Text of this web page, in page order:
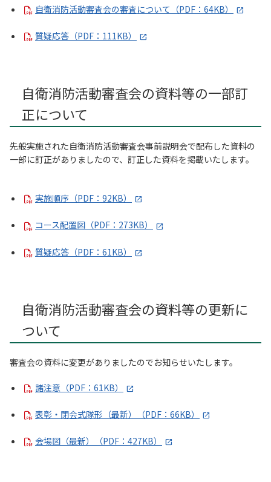
自衛消防活動審査会の審査について（PDF：64KB）
質疑応答（PDF：111KB）
自衛消防活動審査会の資料等の一部訂
正について
先般実施された自衛消防活動審査会事前説明会で配布した資料の
一部に訂正がありましたので、訂正した資料を掲載いたします。
実施順序（PDF：92KB）
コース配置図（PDF：273KB）
質疑応答（PDF：61KB）
自衛消防活動審査会の資料等の更新に
ついて
審査会の資料に変更がありましたのでお知らせいたします。
諸注意（PDF：61KB）
表彰・閉会式隊形（最新）（PDF：66KB）
会場図（最新）（PDF：427KB）